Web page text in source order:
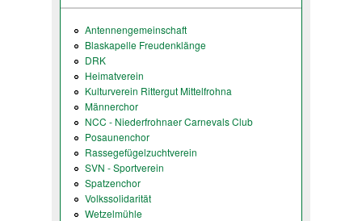
Antennengemeinschaft
Blaskapelle Freudenklänge
DRK
Heimatverein
Kulturverein Rittergut Mittelfrohna
Männerchor
NCC - Niederfrohnaer Carnevals Club
Posaunenchor
Rassegefügelzuchtverein
SVN - Sportverein
Spatzenchor
Volkssolidarität
Wetzelmühle